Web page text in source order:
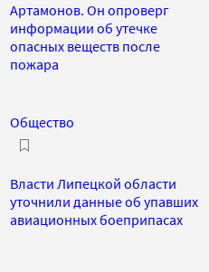
Артамонов. Он опроверг
информации об утечке
опасных веществ после
пожара
Общество
Власти Липецкой области
уточнили данные об упавших
авиационных боеприпасах